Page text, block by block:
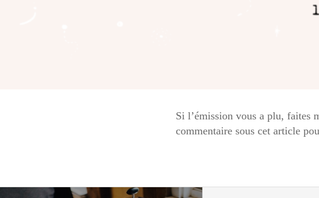
Si l’émission vous a plu, faites
commentaire sous cet article